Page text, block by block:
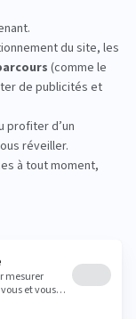
sensations.
testez plusieurs
sommier qui
14:00 - 19:00